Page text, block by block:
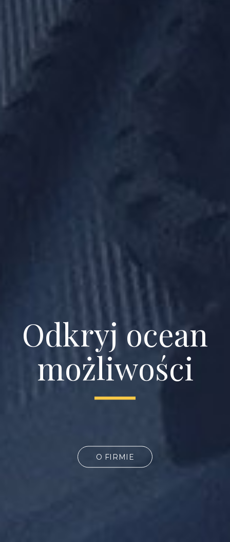
Odkryj ocean
możliwości
O FIRMIE